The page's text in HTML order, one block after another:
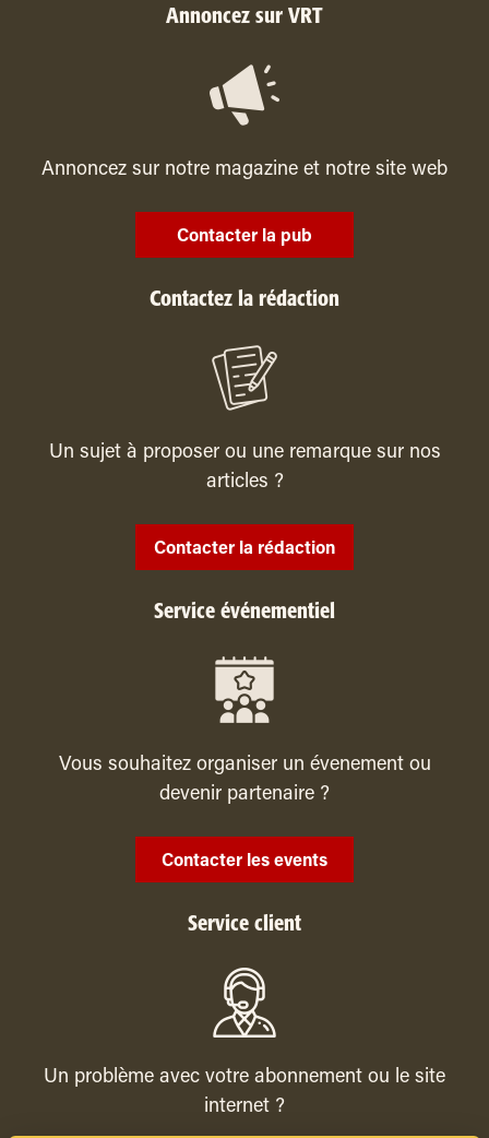
Annoncez sur VRT
Annoncez sur notre magazine et notre site web
Contacter la pub
Contactez la rédaction
Un sujet à proposer ou une remarque sur nos
articles ?
Contacter la rédaction
Service événementiel
Vous souhaitez organiser un évenement ou
devenir partenaire ?
Contacter les events
Service client
Un problème avec votre abonnement ou le site
internet ?